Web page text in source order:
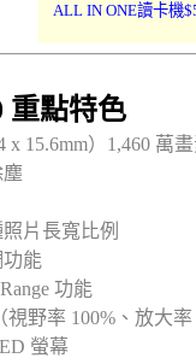
ALL IN ONE讀卡機
重點特色
x 15.6mm）1,460 萬
片長寬比例
能
功能
野率 100%、放大率
螢幕